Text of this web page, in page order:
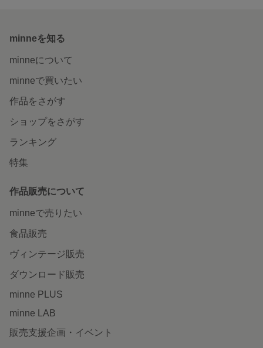
minneを知る
minneについて
minneで買いたい
作品をさがす
ショップをさがす
ランキング
特集
作品販売について
minneで売りたい
食品販売
ヴィンテージ販売
ダウンロード販売
minne PLUS
minne LAB
販売支援企画・イベント